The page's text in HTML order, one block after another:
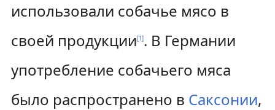
использовали собачье мясо в
своей продукции[1]. В Германии
употребление собачьего мяса
было распространено в Саксонии,